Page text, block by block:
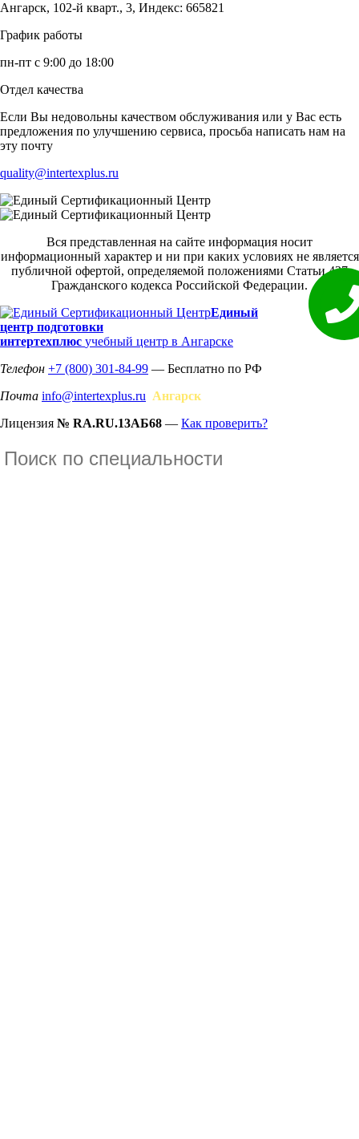
Ангарск, 102-й кварт., 3, Индекс: 665821
График работы
пн-пт с 9:00 до 18:00
Отдел качества
Если Вы недовольны качеством обслуживания или у Вас есть
предложения по улучшению сервиса, просьба написать нам на
эту почту
quality@intertexplus.ru
Вся представленная на сайте информация носит
информационный характер и ни при каких условиях не является
публичной офертой, определяемой положениями Статьи 437
Гражданского кодекса Российской Федерации.
Единый
центр подготовки
интертехплюс учебный центр в Ангарске
Телефон +7 (800) 301-84-99 — Бесплатно по РФ
Почта info@intertexplus.ru Ангарск
Лицензия № RA.RU.13АБ68 — Как проверить?